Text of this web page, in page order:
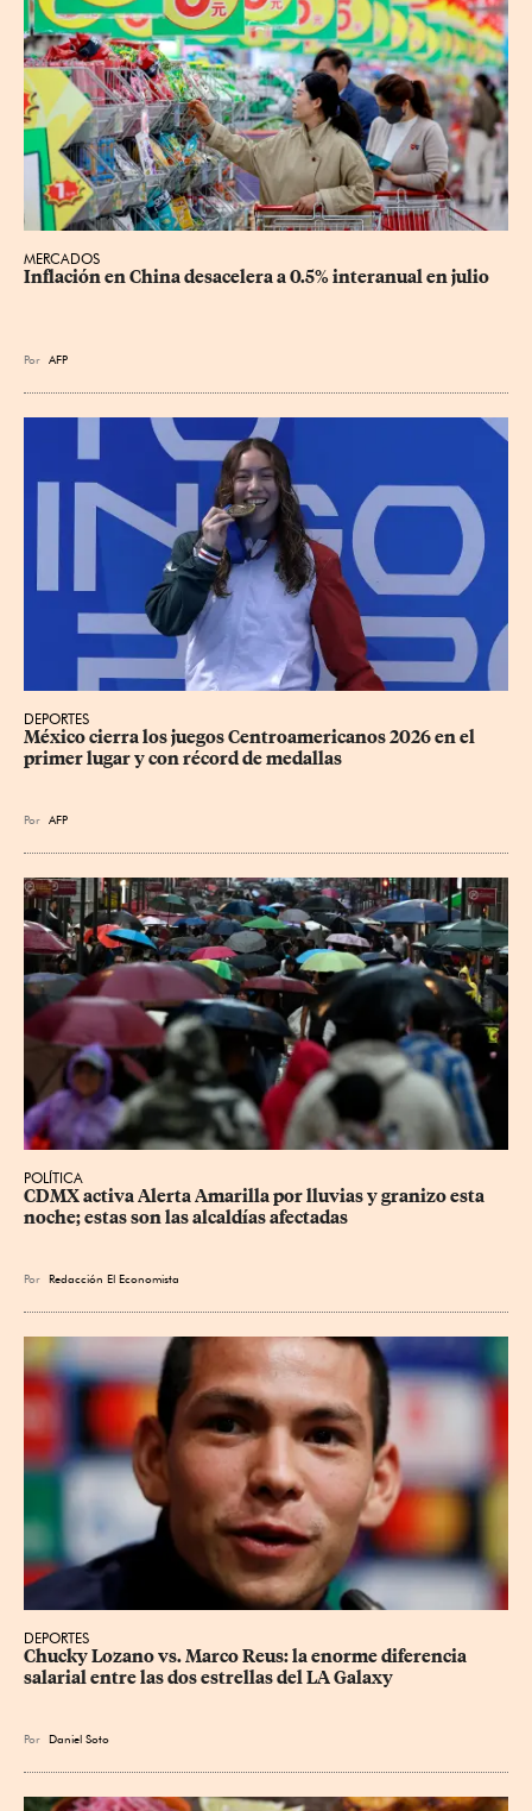
MERCADOS
Inflación en China desacelera a 0.5% interanual en julio
Por AFP
DEPORTES
México cierra los juegos Centroamericanos 2026 en el
primer lugar y con récord de medallas
Por AFP
POLÍTICA
CDMX activa Alerta Amarilla por lluvias y granizo esta
noche; estas son las alcaldías afectadas
Por Redacción El Economista
DEPORTES
Chucky Lozano vs. Marco Reus: la enorme diferencia
salarial entre las dos estrellas del LA Galaxy
Por Daniel Soto